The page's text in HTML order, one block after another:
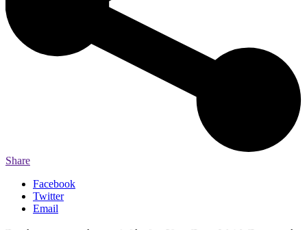
Share
Facebook
Twitter
Email